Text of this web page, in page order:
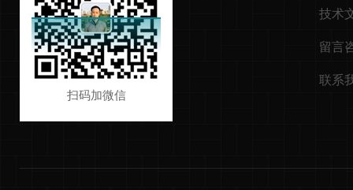
扫码加微信
技术
留言
联系